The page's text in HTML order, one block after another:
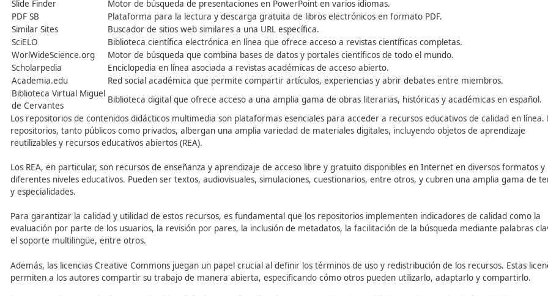
Eduso
Portal con noticias, ofertas de trabajo, convocatorias de eventos y recursos educativos
autónoma o temática.
Dialnet
Portal especializado en ciencias humanas y sociales que ofrece acceso a revistas, libros,
Redalyc
Red de revistas científicas de América Latina, España y Portugal que proporciona acceso
de documentos científicos.
Educateca
Plataforma con recursos didácticos para todos los niveles educativos y áreas de
un buscador temático.
Google Académico Versión de Google especializada en contenido académico, con acceso a estudios, tesis,
Buscabiografías
Buscador de biografías de personajes ilustres y populares.
Chemedia
Buscador de documentos científicos, especialmente en el ámbito de la química.
Science Research
Motor de búsqueda especializado en documentos científicos.
Board Reader
Buscador de recursos educativos en artículos, foros, notas de prensa y más.
específica.
Slide Finder
Motor de búsqueda de presentaciones en PowerPoint en varios idiomas.
PDF SB Plataforma para la lectura y descarga gratuita de libros electrónicos en formato PDF.
Similar Sites
Buscador de sitios web similares a una URL específica.
SciELO
Biblioteca científica electrónica en línea que ofrece acceso a revistas científicas completas.